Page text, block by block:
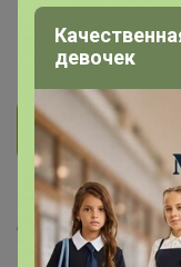
Красноярск
В клубе с 15 июня
Скопировать
девочек